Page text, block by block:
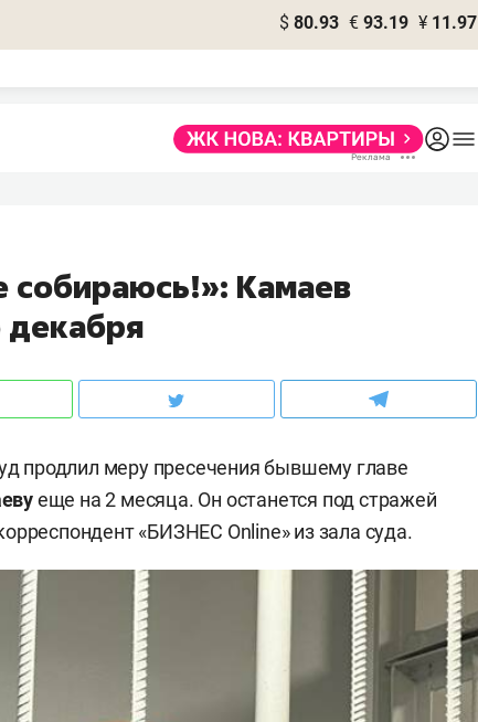
$ 80.93 € 93.19 ¥ 11.97
собираюсь!»: Камаев
декабря
продлил меру пресечения бывшему главе
еще на 2 месяца. Он останется под стражей
«БИЗНЕС Online» из зала суда.